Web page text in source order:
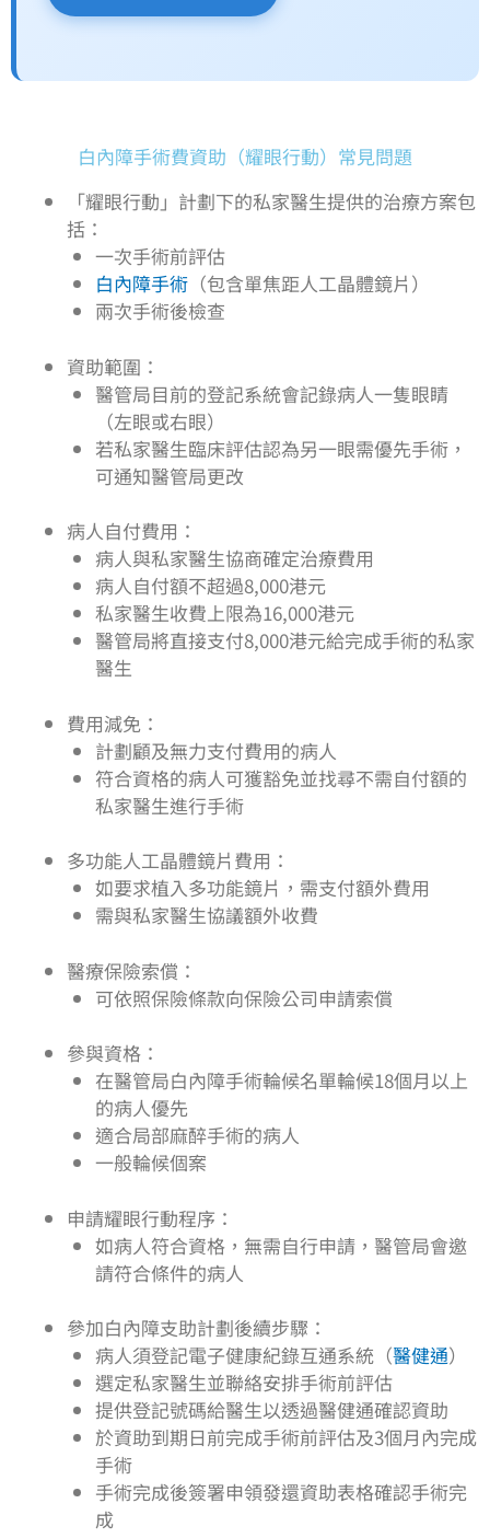
白內障手術費資助（耀眼行動）常見問題
「耀眼行動」計劃下的私家醫生提供的治療方案包
括：
一次手術前評估
白內障手術（包含單焦距人工晶體鏡片）
兩次手術後檢查
資助範圍：
醫管局目前的登記系統會記錄病人一隻眼睛
（左眼或右眼）
若私家醫生臨床評估認為另一眼需優先手術，
可通知醫管局更改
病人自付費用：
病人與私家醫生協商確定治療費用
病人自付額不超過8,000港元
私家醫生收費上限為16,000港元
醫管局將直接支付8,000港元給完成手術的私家
醫生
費用減免：
計劃顧及無力支付費用的病人
符合資格的病人可獲豁免並找尋不需自付額的
私家醫生進行手術
多功能人工晶體鏡片費用：
如要求植入多功能鏡片，需支付額外費用
需與私家醫生協議額外收費
醫療保險索償：
可依照保險條款向保險公司申請索償
參與資格：
在醫管局白內障手術輪候名單輪候18個月以上
的病人優先
適合局部麻醉手術的病人
一般輪候個案
申請耀眼行動程序：
如病人符合資格，無需自行申請，醫管局會邀
請符合條件的病人
參加白內障支助計劃後續步驟：
病人須登記電子健康紀錄互通系統（醫健通）
選定私家醫生並聯絡安排手術前評估
提供登記號碼給醫生以透過醫健通確認資助
於資助到期日前完成手術前評估及3個月內完成
手術
手術完成後簽署申領發還資助表格確認手術完
成